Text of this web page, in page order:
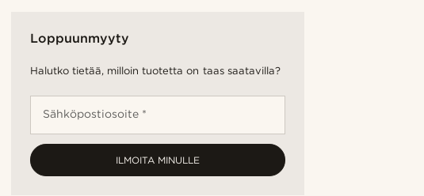
Loppuunmyyty
Halutko tietää, milloin tuotetta on taas saatavilla?
Sähköpostiosoite *
ILMOITA MINULLE